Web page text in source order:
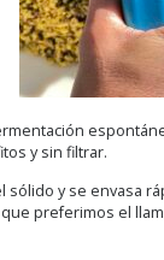
y sin filtrar.
y se envasa
preferimos el